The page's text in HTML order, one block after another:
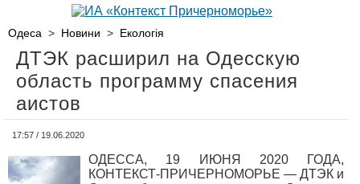
Одеса > Новини > Екологія
ДТЭК расширил на Одесскую
область программу спасения
аистов
17:57 / 19.06.2020
ОДЕССА, 19 ИЮНЯ 2020 ГОДА,
КОНТЕКСТ-ПРИЧЕРНОМОРЬЕ — ДТЭК и